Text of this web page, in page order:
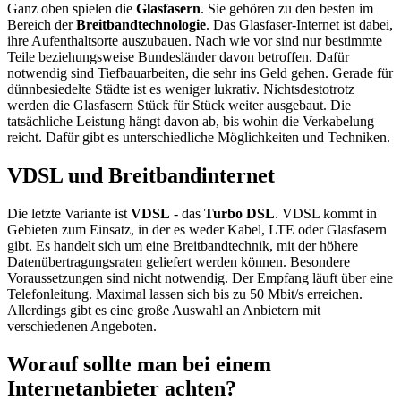
Ganz oben spielen die Glasfasern. Sie gehören zu den besten im
Bereich derBreitbandtechnologie. Das Glasfaser-Internet ist dabei,
ihre Aufenthaltsorte auszubauen. Nach wie vor sind nur bestimmte
Teile beziehungsweise Bundesländer davon betroffen. Dafür
notwendig sind Tiefbauarbeiten, die sehr ins Geld gehen. Gerade für
dünnbesiedelte Städte ist es weniger lukrativ. Nichtsdestotrotz
werden die Glasfasern Stück für Stück weiter ausgebaut. Die
tatsächliche Leistung hängt davon ab, bis wohin die Verkabelung
reicht. Dafür gibt es unterschiedliche Möglichkeiten und Techniken.
VDSL und Breitbandinternet
Die letzte Variante ist VDSL - das Turbo DSL. VDSL kommt in
Gebieten zum Einsatz, in der es weder Kabel, LTE oder Glasfasern
gibt. Es handelt sich um eine Breitbandtechnik, mit der höhere
Datenübertragungsraten geliefert werden können. Besondere
Voraussetzungen sind nicht notwendig. Der Empfang läuft über eine
Telefonleitung. Maximal lassen sich bis zu 50 Mbit/s erreichen.
Allerdings gibt es eine große Auswahl an Anbietern mit
verschiedenen Angeboten.
Worauf sollte man bei einem
Internetanbieter achten?